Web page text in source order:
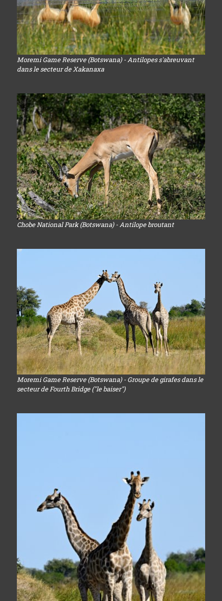
Moremi Game Reserve (Botswana) - Antilopes s'abreuvant
dans le secteur de Xakanaxa
Chobe National Park (Botswana) - Antilope broutant
Moremi Game Reserve (Botswana) - Groupe de girafes dans le
secteur de Fourth Bridge ("le baiser")